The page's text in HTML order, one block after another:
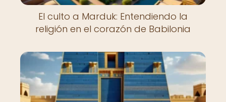
El culto a Marduk: Entendiendo la
religión en el corazón de Babilonia